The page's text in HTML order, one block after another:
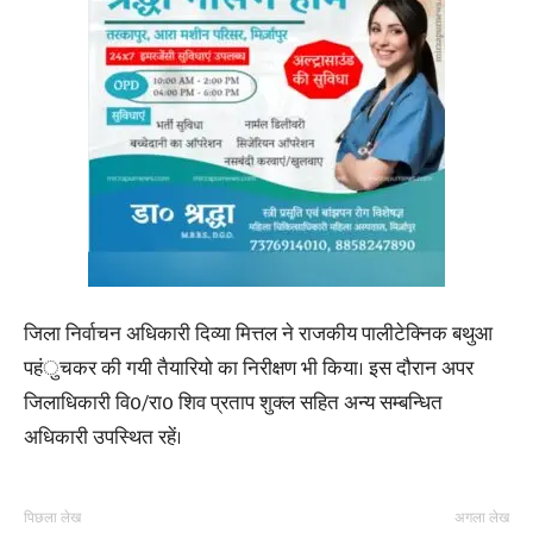
जिला निर्वाचन अधिकारी दिव्या मित्तल ने राजकीय पालीटेक्निक बथुआ
पहंुचकर की गयी तैयारियो का निरीक्षण भी किया। इस दौरान अपर
जिलाधिकारी वि0/रा0 शिव प्रताप शुक्ल सहित अन्य सम्बन्धित
अधिकारी उपस्थित रहें।
पिछला लेख अगला लेख